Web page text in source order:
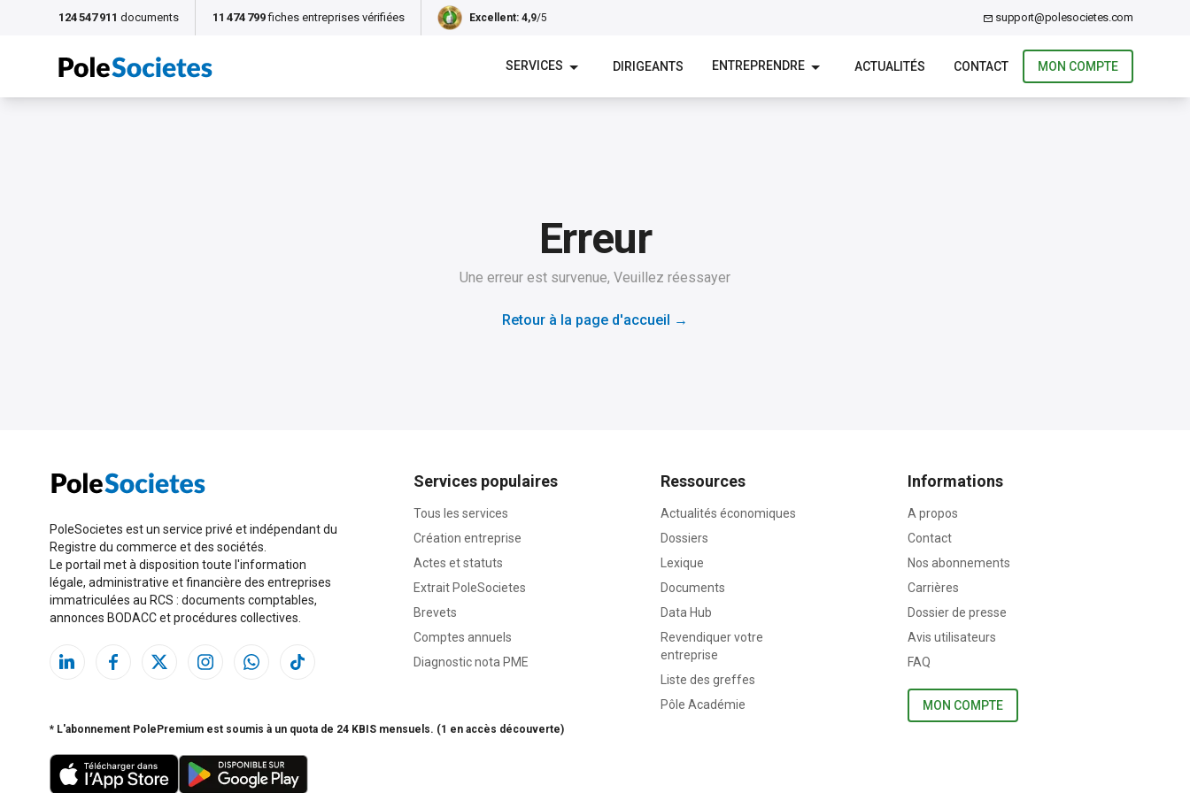
124 547 911 documents 11 474 799 fiches entreprises vérifiées Excellent: 4,9/5 support@polesocietes.com
SERVICES DIRIGEANTS ENTREPRENDRE ACTUALITÉS CONTACT MON COMPTE
Erreur
Une erreur est survenue, Veuillez réessayer
Retour à la page d'accueil →
PoleSocietes est un service privé et indépendant du
Registre du commerce et des sociétés.
Le portail met à disposition toute l'information
légale, administrative et financière des entreprises
immatriculées au RCS : documents comptables,
annonces BODACC et procédures collectives.
Services populaires
Tous les services
Création entreprise
Actes et statuts
Extrait PoleSocietes
Brevets
Comptes annuels
Diagnostic nota PME
Ressources
Actualités économiques
Dossiers
Lexique
Documents
Data Hub
Revendiquer votre
entreprise
Liste des greffes
Pôle Académie
Informations
A propos
Contact
Nos abonnements
Carrières
Dossier de presse
Avis utilisateurs
FAQ
MON COMPTE
* L'abonnement PolePremium est soumis à un quota de 24 KBIS mensuels. (1 en accès découverte)